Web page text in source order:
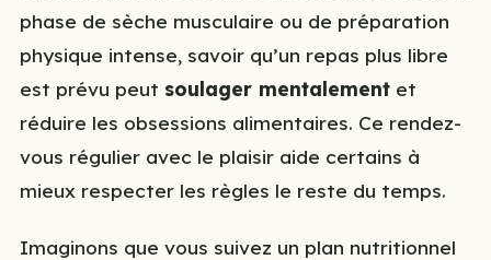
phase de sèche musculaire ou de préparation
physique intense, savoir qu’un repas plus libre
est prévu peut soulager mentalement et
réduire les obsessions alimentaires. Ce rendez-
vous régulier avec le plaisir aide certains à
mieux respecter les règles le reste du temps.
Imaginons que vous suivez un plan nutritionnel